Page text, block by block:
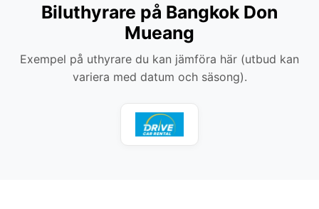
Biluthyrare på Bangkok Don
Mueang
Exempel på uthyrare du kan jämföra här (utbud kan
variera med datum och säsong).